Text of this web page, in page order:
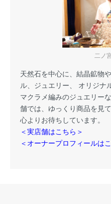
二ノ
天然石を中心に、結晶鉱物
ル、ジュエリー、 オリジナ
マクラメ編みのジュエリー
舗では、ゆっくり商品を見
心よりお待ちしています。
＜実店舗はこちら＞
＜オーナープロフィールは